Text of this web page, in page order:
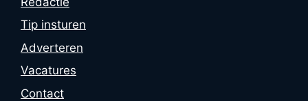
Tip insturen
Adverteren
Vacatures
Contact